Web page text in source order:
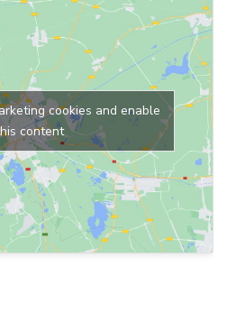
cookies and enable
content